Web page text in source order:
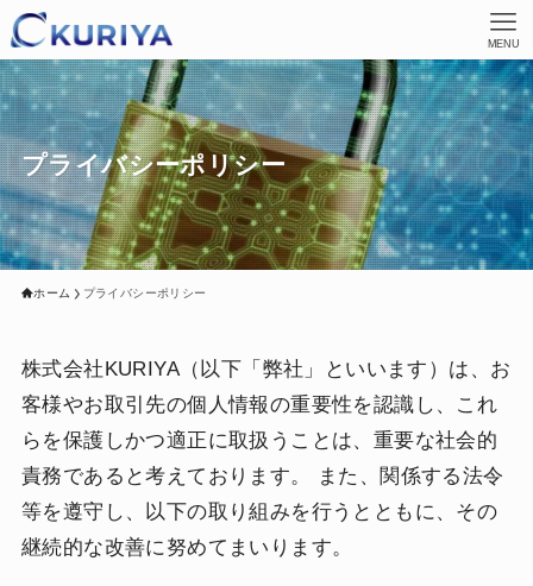
MENU
プライバシーポリシー
ホーム プライバシーポリシー
株式会社KURIYA（以下「弊社」といいます）は、お
客様やお取引先の個人情報の重要性を認識し、これ
らを保護しかつ適正に取扱うことは、重要な社会的
責務であると考えております。 また、関係する法令
等を遵守し、以下の取り組みを行うとともに、その
継続的な改善に努めてまいります。